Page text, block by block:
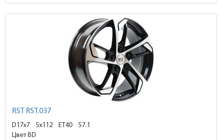
RST RST.037
D17x7 5x112 ET40
57.1
Цвет BD